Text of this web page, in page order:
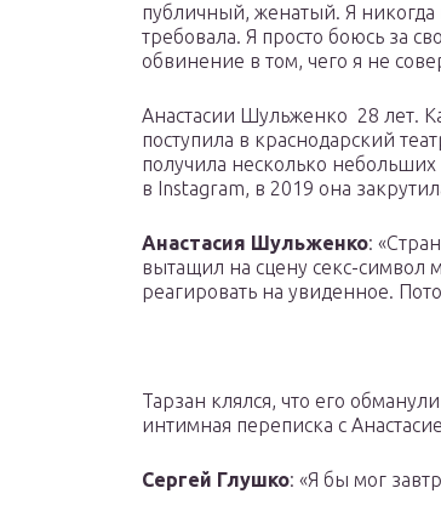
публичный, женатый. Я
требовала. Я просто боюсь за
обвинение в том, чего я не
Анастасии Шульженко 28 лет.
поступила в краснодарский
получила несколько
в Instagram, в 2019 она
Анастасия Шульженко:
вытащил на сцену секс-символ
реагировать на увиденное.
Тарзан клялся, что его
интимная переписка с
Сергей Глушко: «Я бы мог